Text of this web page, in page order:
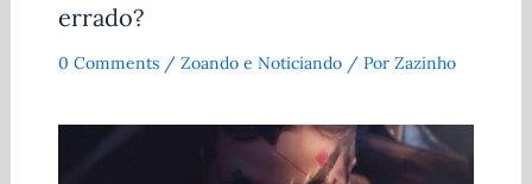
errado?
0 Comments / Zoando e Noticiando/ Por Zazinho